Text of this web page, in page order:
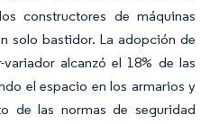
constructores de máquinas
solo bastidor. La adopción de
alcanzó el 18% de las
el espacio en los armarios y
de las normas de seguridad